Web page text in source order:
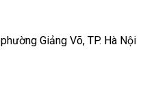
Giảng Võ, TP. Hà Nội